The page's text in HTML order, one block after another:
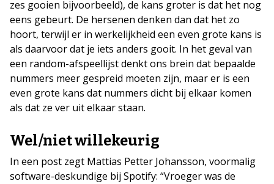
zes gooien bijvoorbeeld), de kans groter is dat het nog
eens gebeurt. De hersenen denken dan dat het zo
hoort, terwijl er in werkelijkheid een even grote kans is
als daarvoor dat je iets anders gooit. In het geval van
een random-afspeellijst denkt ons brein dat bepaalde
nummers meer gespreid moeten zijn, maar er is een
even grote kans dat nummers dicht bij elkaar komen
als dat ze ver uit elkaar staan.
Wel/niet willekeurig
In een post zegt Mattias Petter Johansson, voormalig
software-deskundige bij Spotify: “Vroeger was de